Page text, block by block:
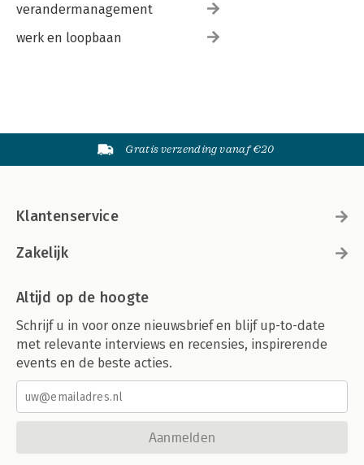
verandermanagement
werk en loopbaan
Gratis verzending vanaf €20
Klantenservice
Zakelijk
Altijd op de hoogte
Schrijf u in voor onze nieuwsbrief en blijf up-to-date
met relevante interviews en recensies, inspirerende
events en de beste acties.
Aanmelden